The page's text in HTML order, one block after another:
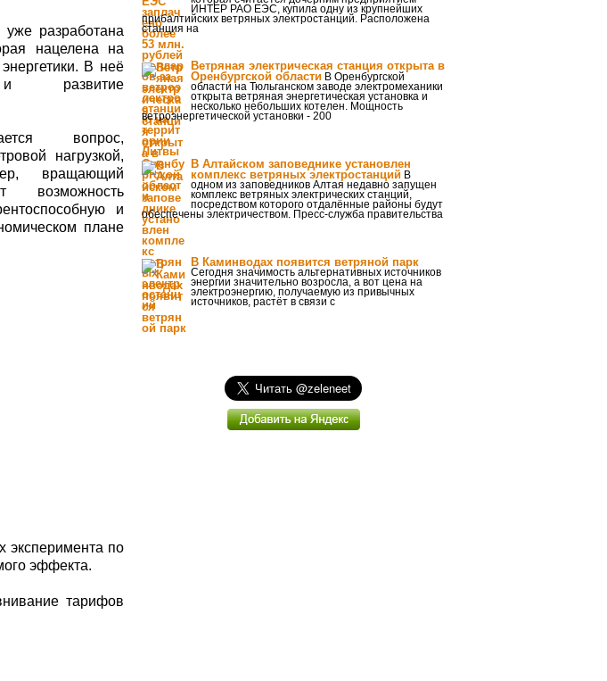
разработана
нацелена на
В неё
развитие
вопрос,
нагрузкой,
вращающий
возможность
и
плане
эксперимента по
эффекта.
тарифов
ИНТЕР РАО ЕЭС, купила одну из крупнейших
прибалтийских ветряных электростанций. Расположена
станция на
Ветряная электрическая станция открыта в
Оренбургской области В Оренбургской
области на Тюльганском заводе электромеханики
открыта ветряная энергетическая установка и
несколько небольших котелен. Мощность
ветроэнергетической установки - 200
В Алтайском заповеднике установлен
комплекс ветряных электростанций В
одном из заповедников Алтая недавно запущен
комплекс ветряных электрических станций,
посредством которого отдалённые районы будут
обеспечены электричеством. Пресс-служба правительства
В Каминводах появится ветряной парк
Сегодня значимость альтернативных источников
энергии значительно возросла, а вот цена на
электроэнергию, получаемую из привычных
источников, растёт в связи с